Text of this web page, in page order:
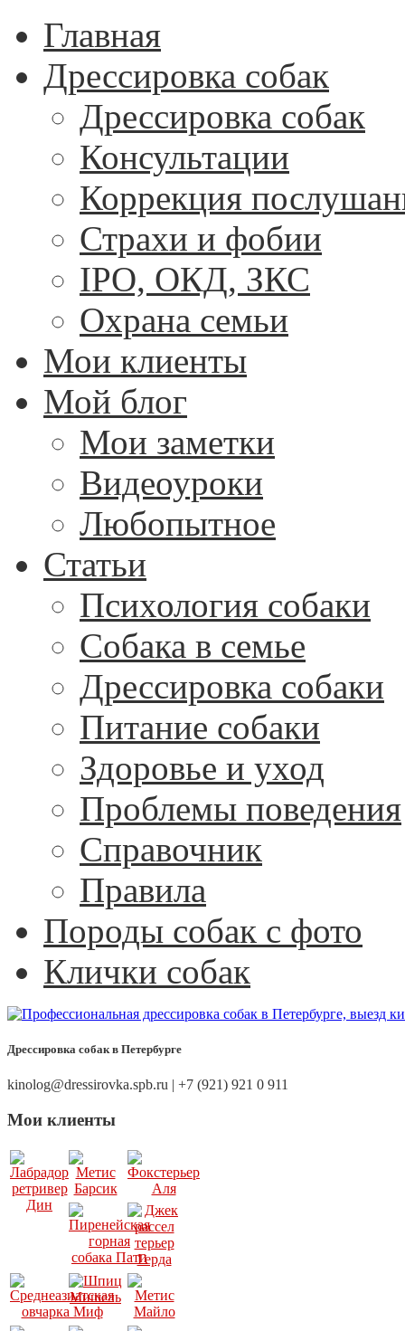
Главная
Дрессировка собак
Дрессировка собак
Консультации
Коррекция
Страхи и фобии
IPO, ОКД, ЗКС
Охрана семьи
Мои клиенты
Мой блог
Мои заметки
Видеоуроки
Любопытное
Статьи
Психология собаки
Собака в семье
Дрессировка собаки
Питание собаки
Здоровье и уход
Проблемы поведения
Справочник
Правила
Породы собак с фото
Клички собак
Дрессировка собак в Петербурге
kinolog@dressirovka.spb.ru | +7 (921) 921 0 911
Мои клиенты